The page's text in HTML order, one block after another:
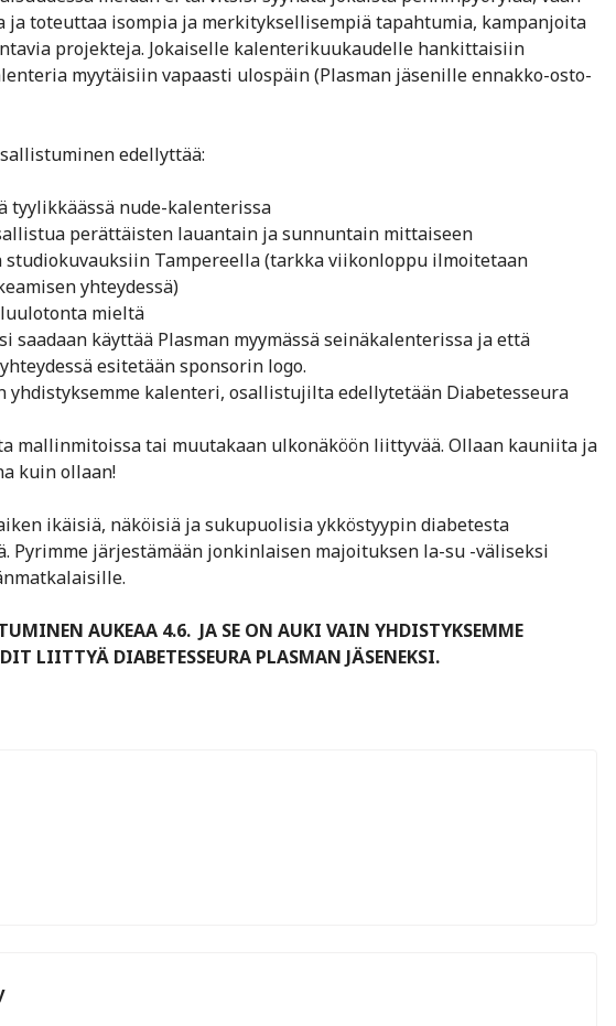
ja toteuttaa isompia ja merkityksellisempiä tapahtumia, kampanjoita
projekteja. Jokaiselle kalenterikuukaudelle hankittaisiin
myytäisiin vapaasti ulospäin (Plasman jäsenille ennakko-osto-
edellyttää:
tyylikkäässä nude-kalenterissa
perättäisten lauantain ja sunnuntain mittaiseen
studiokuvauksiin Tampereella (tarkka viikonloppu ilmoitetaan
yhteydessä)
mieltä
saadaan käyttää Plasman myymässä seinäkalenterissa ja että
esitetään sponsorin logo.
yhdistyksemme kalenteri, osallistujilta edellytetään Diabetesseura
mallinmitoissa tai muutakaan ulkonäköön liittyvää. Ollaan kauniita ja
kuin ollaan!
ikäisiä, näköisiä ja sukupuolisia ykköstyypin diabetesta
Pyrimme järjestämään jonkinlaisen majoituksen la-su -väliseksi
AUKEAA 4.6. JA SE ON AUKI VAIN YHDISTYKSEMME
LIITTYÄ DIABETESSEURA PLASMAN JÄSENEKSI.